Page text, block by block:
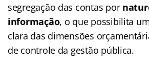
segregação das contas por
informação, o que possibilita
clara das dimensões
de controle da gestão pública.